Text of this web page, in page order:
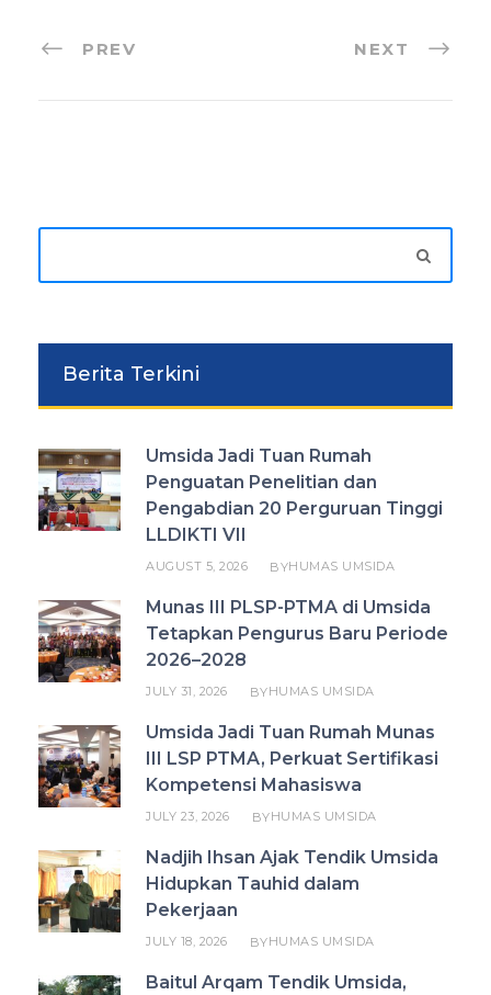
PREV NEXT
Berita Terkini
Umsida Jadi Tuan Rumah
Penguatan Penelitian dan
Pengabdian 20 Perguruan Tinggi
LLDIKTI VII
AUGUST 5, 2026 BYHUMAS UMSIDA
Munas III PLSP-PTMA di Umsida
Tetapkan Pengurus Baru Periode
2026–2028
JULY 31, 2026 BYHUMAS UMSIDA
Umsida Jadi Tuan Rumah Munas
III LSP PTMA, Perkuat Sertifikasi
Kompetensi Mahasiswa
JULY 23, 2026 BYHUMAS UMSIDA
Nadjih Ihsan Ajak Tendik Umsida
Hidupkan Tauhid dalam
Pekerjaan
JULY 18, 2026 BYHUMAS UMSIDA
Baitul Arqam Tendik Umsida,